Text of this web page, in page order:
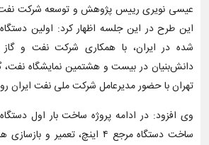
عیسی نویری رییس پژوهش و توسعه شرکت نفت
شده در ایران، با همکاری شرکت نفت و
دانش‌بنیان در بیست و هشتمین نمایشگاه نفت،
تهران با حضور مدیرعامل شرکت ملی نفت ایران
وی افزود: در ادامه پروژه ساخت بار اول